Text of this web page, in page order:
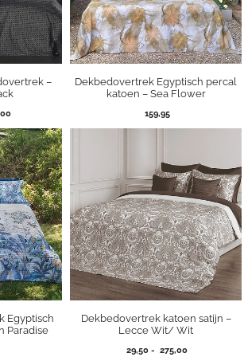
–
Prijsklasse:
tot
388,00
Dekbedovertrek Egyptisch percal
katoen – Sea Flower
159,95
Egyptisch
Paradise
Dekbedovertrek katoen satijn –
Lecce Wit/ Wit
29,50 - 275,00Prijsklasse: